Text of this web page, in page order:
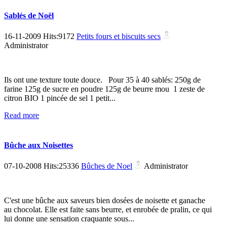
Sablés de Noël
16-11-2009 Hits:9172 Petits fours et biscuits secs
Administrator
Ils ont une texture toute douce. Pour 35 à 40 sablés: 250g de
farine 125g de sucre en poudre 125g de beurre mou 1 zeste de
citron BIO 1 pincée de sel 1 petit...
Read more
Bûche aux Noisettes
07-10-2008 Hits:25336 Bûches de Noel Administrator
C'est une bûche aux saveurs bien dosées de noisette et ganache
au chocolat. Elle est faite sans beurre, et enrobée de pralin, ce qui
lui donne une sensation craquante sous...